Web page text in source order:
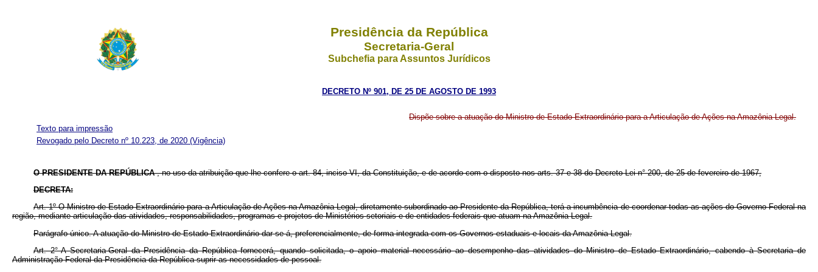
Presidência da República
Secretaria-Geral
Subchefia para Assuntos Jurídicos
DECRETO Nº 901, DE 25 DE AGOSTO DE 1993
Dispõe sobre a atuação do Ministro de Estado Extraordinário para a Articulação de Ações na Amazônia Legal.
Texto para impressão
Revogado pelo Decreto nº 10.223, de 2020 (Vigência)
O PRESIDENTE DA REPÚBLICA, no uso da atribuição que lhe confere o art. 84, inciso VI, da Constituição, e de acordo com o disposto nos arts. 37 e 38 do Decreto-Lei n° 200, de 25 de fevereiro de 1967,
DECRETA:
Art. 1º O Ministro de Estado Extraordinário para a Articulação de Ações na Amazônia Legal, diretamente subordinado ao Presidente da República, terá a incumbência de coordenar todas as ações do Governo Federal na
região, mediante articulação das atividades, responsabilidades, programas e projetos de Ministérios setoriais e de entidades federais que atuam na Amazônia Legal.
Parágrafo único. A atuação do Ministro de Estado Extraordinário dar-se-á, preferencialmente, de forma integrada com os Governos estaduais e locais da Amazônia Legal.
Art. 2° A Secretaria-Geral da Presidência da República fornecerá, quando solicitada, o apoio material necessário ao desempenho das atividades do Ministro de Estado Extraordinário, cabendo à Secretaria de
Administração Federal da Presidência da República suprir as necessidades de pessoal.